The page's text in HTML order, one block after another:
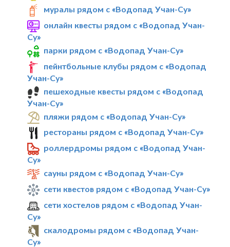
муралы рядом с «Водопад Учан-Су»
онлайн квесты рядом с «Водопад Учан-
Су»
парки рядом с «Водопад Учан-Су»
пейнтбольные клубы рядом с «Водопад
Учан-Су»
пешеходные квесты рядом с «Водопад
Учан-Су»
пляжи рядом с «Водопад Учан-Су»
рестораны рядом с «Водопад Учан-Су»
роллердромы рядом с «Водопад Учан-
Су»
сауны рядом с «Водопад Учан-Су»
сети квестов рядом с «Водопад Учан-Су»
сети хостелов рядом с «Водопад Учан-
Су»
скалодромы рядом с «Водопад Учан-
Су»